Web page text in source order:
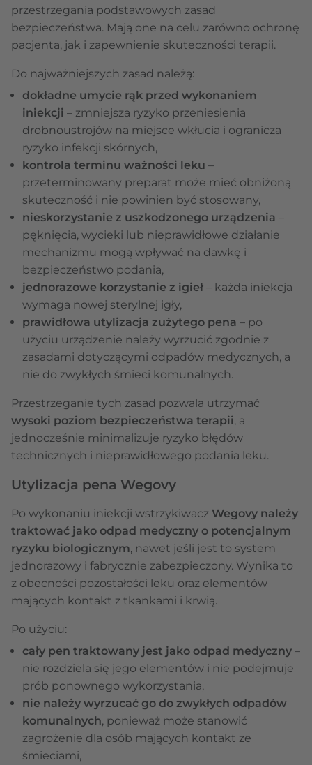
przestrzegania podstawowych zasad
bezpieczeństwa. Mają one na celu zarówno ochronę
pacjenta, jak i zapewnienie skuteczności terapii.
Do najważniejszych zasad należą:
dokładne umycie rąk przed wykonaniem
iniekcji – zmniejsza ryzyko przeniesienia
drobnoustrojów na miejsce wkłucia i ogranicza
ryzyko infekcji skórnych,
kontrola terminu ważności leku –
przeterminowany preparat może mieć obniżoną
skuteczność i nie powinien być stosowany,
nieskorzystanie z uszkodzonego urządzenia –
pęknięcia, wycieki lub nieprawidłowe działanie
mechanizmu mogą wpływać na dawkę i
bezpieczeństwo podania,
jednorazowe korzystanie z igieł – każda iniekcja
wymaga nowej sterylnej igły,
prawidłowa utylizacja zużytego pena – po
użyciu urządzenie należy wyrzucić zgodnie z
zasadami dotyczącymi odpadów medycznych, a
nie do zwykłych śmieci komunalnych.
Przestrzeganie tych zasad pozwala utrzymać
wysoki poziom bezpieczeństwa terapii, a
jednocześnie minimalizuje ryzyko błędów
technicznych i nieprawidłowego podania leku.
Utylizacja pena Wegovy
Po wykonaniu iniekcji wstrzykiwacz Wegovy należy
traktować jako odpad medyczny o potencjalnym
ryzyku biologicznym, nawet jeśli jest to system
jednorazowy i fabrycznie zabezpieczony. Wynika to
z obecności pozostałości leku oraz elementów
mających kontakt z tkankami i krwią.
Po użyciu:
cały pen traktowany jest jako odpad medyczny –
nie rozdziela się jego elementów i nie podejmuje
prób ponownego wykorzystania,
nie należy wyrzucać go do zwykłych odpadów
komunalnych, ponieważ może stanowić
zagrożenie dla osób mających kontakt ze
śmieciami,